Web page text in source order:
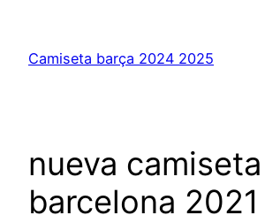
contenido
Camiseta barça 2024 2025
nueva
barcelona 2021